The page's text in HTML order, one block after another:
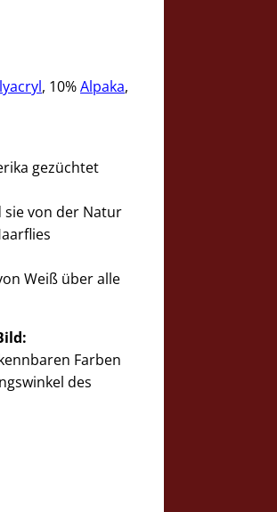
, 10%Alpaka,
gezüchtet
sie von der Natur
Weiß über alle
Farben
des